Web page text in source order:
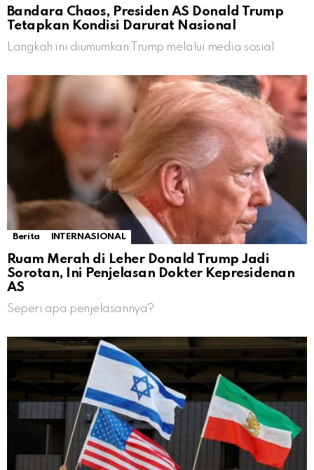
Bandara Chaos, Presiden AS Donald Trump
Tetapkan Kondisi Darurat Nasional
Langkah ini diumumkan Trump melalui media sosial
Berita INTERNASIONAL
Ruam Merah di Leher Donald Trump Jadi
Sorotan, Ini Penjelasan Dokter Kepresidenan
AS
Seperi apa penjelasannya?